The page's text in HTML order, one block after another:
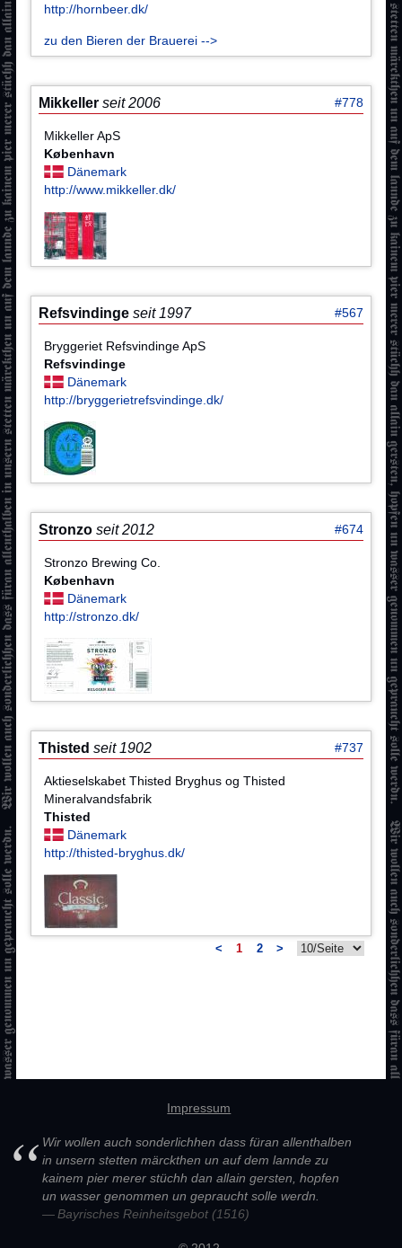
http://hornbeer.dk/
zu den Bieren der Brauerei -->
Mikkeller seit 2006 #778
Mikkeller ApS
København
Dänemark
http://www.mikkeller.dk/
Refsvindinge seit 1997 #567
Bryggeriet Refsvindinge ApS
Refsvindinge
Dänemark
http://bryggerietrefsvindinge.dk/
Stronzo seit 2012 #674
Stronzo Brewing Co.
København
Dänemark
http://stronzo.dk/
Thisted seit 1902 #737
Aktieselskabet Thisted Bryghus og Thisted
Mineralvandsfabrik
Thisted
Dänemark
http://thisted-bryghus.dk/
< 1 2 >
Impressum
Wir wollen auch sonderlichhen dass füran allenthalben
in unsern stetten märckthen un auf dem lannde zu
kainem pier merer stüchh dan allain gersten, hopfen
un wasser genommen un gepraucht solle werdn.
Bayrisches Reinheitsgebot (1516)